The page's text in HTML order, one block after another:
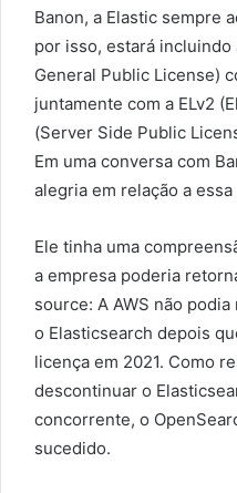
Banon, a Elastic sempre
por isso, estará incluindo
General Public License)
juntamente com a ELv2
(Server Side Public
Em uma conversa com
alegria em relação a
Ele tinha uma
a empresa poderia
source: A AWS não
o Elasticsearch depois
licença em 2021. Como
descontinuar o
concorrente, o
sucedido.